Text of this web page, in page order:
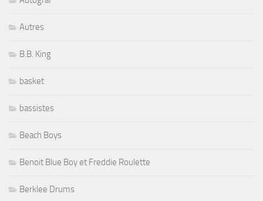
Autres
B.B. King
basket
bassistes
Beach Boys
Benoit Blue Boy et Freddie Roulette
Berklee Drums